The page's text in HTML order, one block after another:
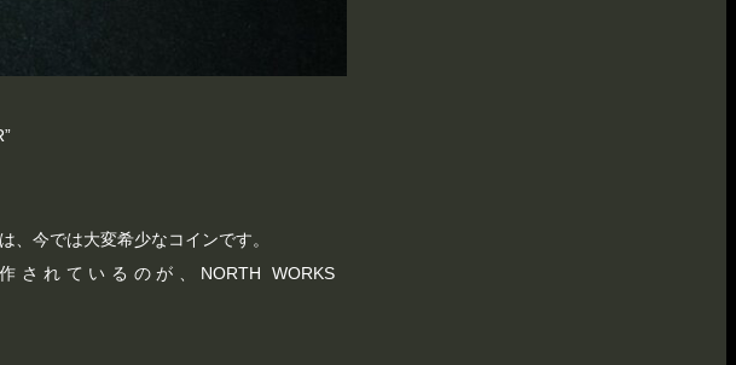
、今では大変希少なコインです。
れているのが、NORTH WORKS